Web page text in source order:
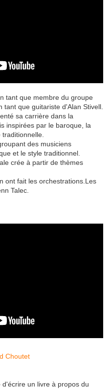
tant que membre du groupe
que guitariste d'Alan Stivell.
sa carrière dans la
inspirées par le baroque, la
des musiciens
et le style traditionnel.
crée à partir de thèmes
ont fait les orchestrations.Les
Talec.
un livre à propos du